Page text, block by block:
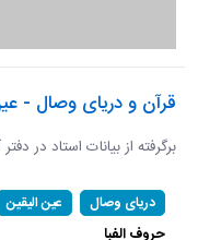
قرآن و دریای وصال -
برگرفته از بیانات استاد در دفتر
دریای وصال عین الیقین
حروف الفبا